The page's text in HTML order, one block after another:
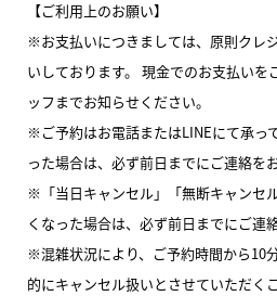
【ご利用上のお願い】
※お支払いにつきましては、原則クレ
いしております。 現金でのお支払いを
ッフまでお知らせください。
※ご予約はお電話またはLINEにて承っ
った場合は、必ず前日までにご連絡を
※「当日キャンセル」「無断キャンセ
くなった場合は、必ず前日までにご連
※混雑状況により、ご予約時間から10
的にキャンセル扱いとさせていただく